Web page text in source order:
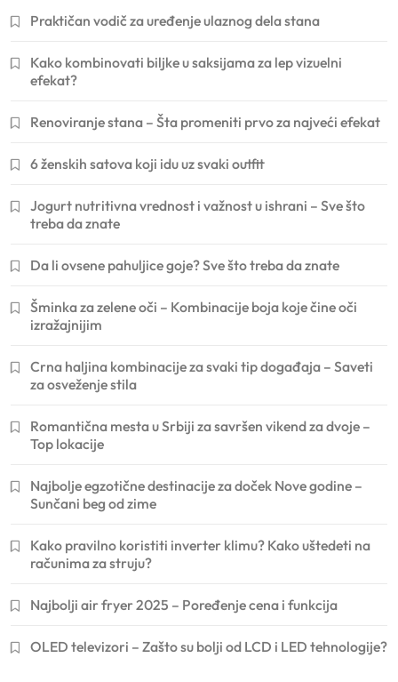
Praktičan vodič za uređenje ulaznog dela stana
Kako kombinovati biljke u saksijama za lep vizuelni
efekat?
Renoviranje stana – Šta promeniti prvo za najveći efekat
6 ženskih satova koji idu uz svaki outfit
Jogurt nutritivna vrednost i važnost u ishrani – Sve što
treba da znate
Da li ovsene pahuljice goje? Sve što treba da znate
Šminka za zelene oči – Kombinacije boja koje čine oči
izražajnijim
Crna haljina kombinacije za svaki tip događaja – Saveti
za osveženje stila
Romantična mesta u Srbiji za savršen vikend za dvoje –
Top lokacije
Najbolje egzotične destinacije za doček Nove godine –
Sunčani beg od zime
Kako pravilno koristiti inverter klimu? Kako uštedeti na
računima za struju?
Najbolji air fryer 2025 – Poređenje cena i funkcija
OLED televizori – Zašto su bolji od LCD i LED tehnologije?